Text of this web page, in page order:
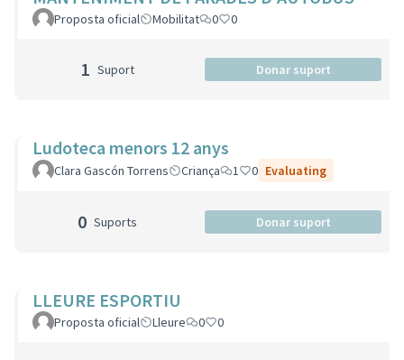
Proposta oficial Mobilitat 0 0
1 Suport Donar suport
Ludoteca menors 12 anys
Clara Gascón Torrens Criança 1 0 Evaluating
0 Suports Donar suport
LLEURE ESPORTIU
Proposta oficial Lleure 0 0